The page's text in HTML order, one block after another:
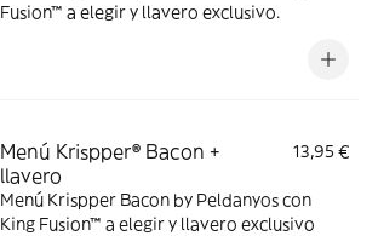
Fusion™ a elegir y llavero exclusivo.
Menú Krispper® Bacon +
llavero
13,95 €
Menú Krispper Bacon by Peldanyos con
King Fusion™ a elegir y llavero exclusivo